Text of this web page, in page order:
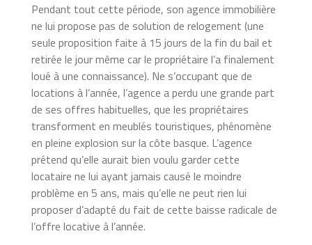
Pendant tout cette période, son agence immobilière
ne lui propose pas de solution de relogement (une
seule proposition faite à 15 jours de la fin du bail et
retirée le jour même car le propriétaire l’a finalement
loué à une connaissance). Ne s’occupant que de
locations à l’année, l’agence a perdu une grande part
de ses offres habituelles, que les propriétaires
transforment en meublés touristiques, phénomène
en pleine explosion sur la côte basque. L’agence
prétend qu’elle aurait bien voulu garder cette
locataire ne lui ayant jamais causé le moindre
problème en 5 ans, mais qu’elle ne peut rien lui
proposer d’adapté du fait de cette baisse radicale de
l’offre locative à l’année.